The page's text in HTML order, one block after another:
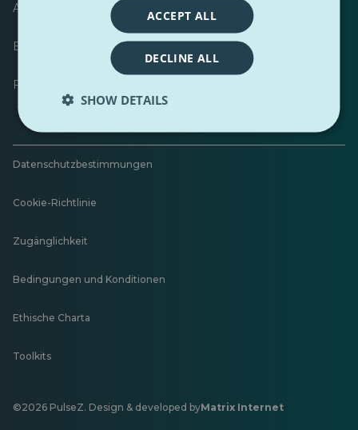
Anfrage einreichen
Ein Problem melden
Feedback hinterlassen
Datenschutzbestimmungen
Cookie-Richtlinie
Zugänglichkeit
Bedingungen und Konditionen
Ethische Charta
Toolkits
©2026 PulseZ. Design & developed byMatrix Internet
Öffnet
ACCEPT ALL
DECLINE ALL
SHOW DETAILS